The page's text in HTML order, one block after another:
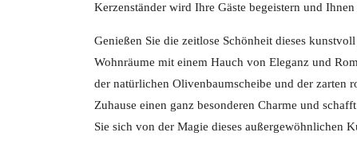
Kerzenständer wird Ihre Gäste begeistern und
Genießen Sie die zeitlose Schönheit dieses
Wohnräume mit einem Hauch von Eleganz und
der natürlichen Olivenbaumscheibe und der zarten
Zuhause einen ganz besonderen Charme und
Sie sich von der Magie dieses außergewöhnlichen